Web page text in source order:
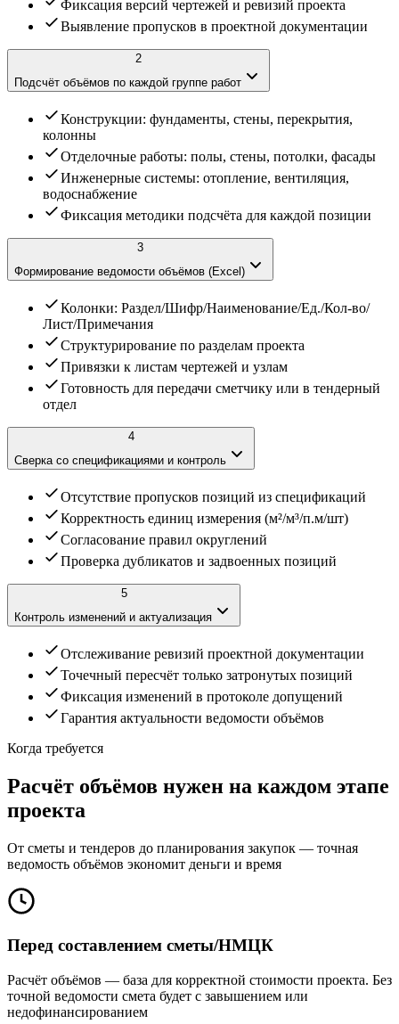
Фиксация версий чертежей и ревизий проекта
Выявление пропусков в проектной документации
2
Подсчёт объёмов по каждой группе работ
Конструкции: фундаменты, стены, перекрытия,
колонны
Отделочные работы: полы, стены, потолки, фасады
Инженерные системы: отопление, вентиляция,
водоснабжение
Фиксация методики подсчёта для каждой позиции
3
Формирование ведомости объёмов (Excel)
Колонки: Раздел/Шифр/Наименование/Ед./Кол-во/
Лист/Примечания
Структурирование по разделам проекта
Привязки к листам чертежей и узлам
Готовность для передачи сметчику или в тендерный
отдел
4
Сверка со спецификациями и контроль
Отсутствие пропусков позиций из спецификаций
Корректность единиц измерения (м²/м³/п.м/шт)
Согласование правил округлений
Проверка дубликатов и задвоенных позиций
5
Контроль изменений и актуализация
Отслеживание ревизий проектной документации
Точечный пересчёт только затронутых позиций
Фиксация изменений в протоколе допущений
Гарантия актуальности ведомости объёмов
Когда требуется
Расчёт объёмов нужен на каждом этапе
проекта
От сметы и тендеров до планирования закупок — точная
ведомость объёмов экономит деньги и время
Перед составлением сметы/НМЦК
Расчёт объёмов — база для корректной стоимости проекта. Без
точной ведомости смета будет с завышением или
недофинансированием